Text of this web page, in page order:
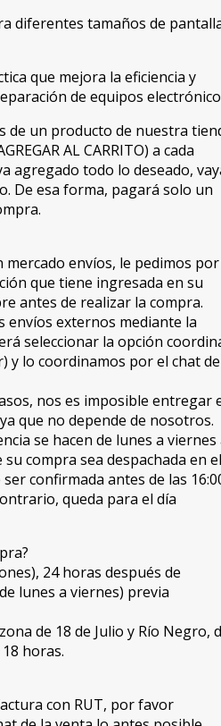
diferentes tamaños de
que mejora la eficiencia y
de equipos
de un producto de nuestra
AL CARRITO) a cada
agregado todo lo deseado,
De esa forma, pagará solo un
mercado envíos, le pedimos por
que tiene ingresada en su
antes de realizar la compra.
envíos externos mediante la
seleccionar la opción
y lo coordinamos por el chat de
nos es imposible entregar
que no depende de nosotros.
se hacen de lunes a viernes
su compra sea despachada en el
confirmada antes de las
queda para el día
24 horas después de
lunes a viernes) previa
de 18 de Julio y Río Negro,
horas.
con RUT, por favor